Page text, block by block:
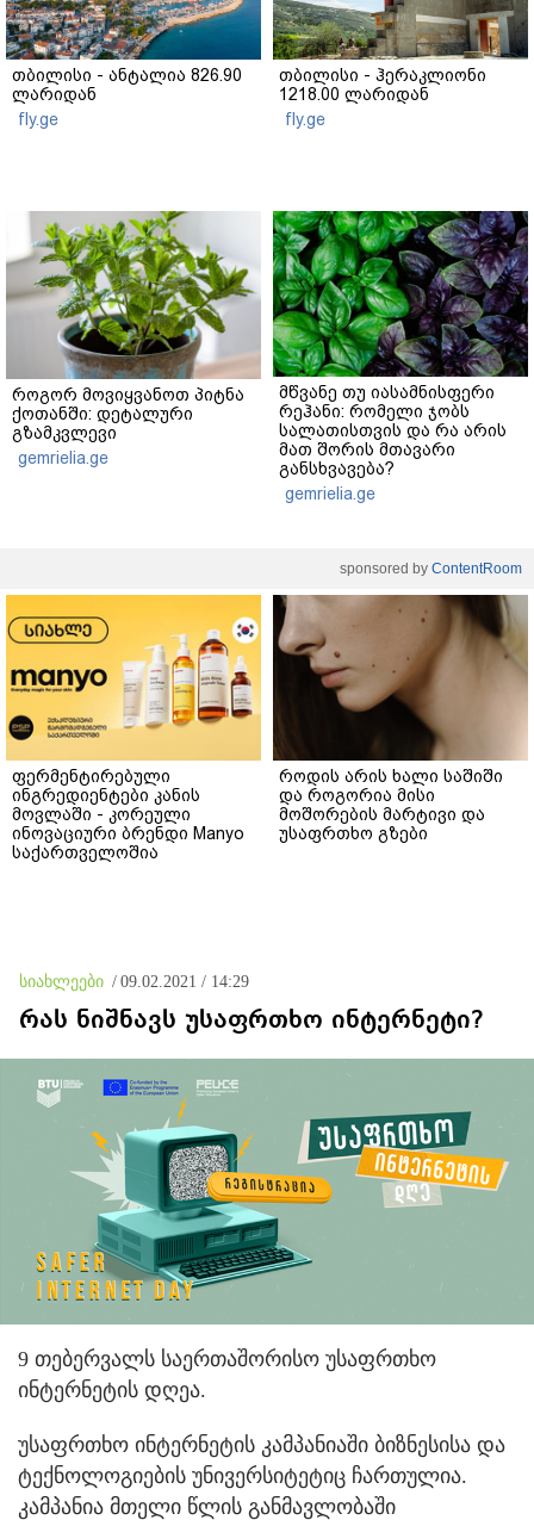
თბილისი - ანტალია 826.90
ლარიდან
fly.ge
თბილისი - ჰერაკლიონი
1218.00 ლარიდან
fly.ge
როგორ მოვიყვანოთ პიტნა
ქოთანში: დეტალური
გზამკვლევი
gemrielia.ge
მწვანე თუ იასამნისფერი
რეჰანი: რომელი ჯობს
სალათისთვის და რა არის
მათ შორის მთავარი
განსხვავება?
gemrielia.ge
sponsored by ContentRoom
ფერმენტირებული
ინგრედიენტები კანის
მოვლაში - კორეული
ინოვაციური ბრენდი Manyo
საქართველოშია
როდის არის ხალი საშიში
და როგორია მისი
მოშორების მარტივი და
უსაფრთხო გზები
სიახლეები / 09.02.2021 / 14:29
რას ნიშნავს უსაფრთხო ინტერნეტი?
9 თებერვალს საერთაშორისო უსაფრთხო
ინტერნეტის დღეა.
უსაფრთხო ინტერნეტის კამპანიაში ბიზნესისა და
ტექნოლოგიების უნივერსიტეტიც ჩართულია.
კამპანია მთელი წლის განმავლობაში